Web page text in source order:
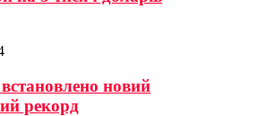
новий
рекорд